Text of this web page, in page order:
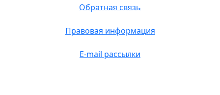
Обратная связь
Правовая информация
E-mail рассылки